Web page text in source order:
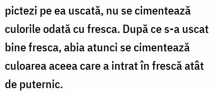
pictezi pe ea uscată, nu se cimentează
culorile odată cu fresca. După ce s-a uscat
bine fresca, abia atunci se cimentează
culoarea aceea care a intrat în frescă atât
de puternic.